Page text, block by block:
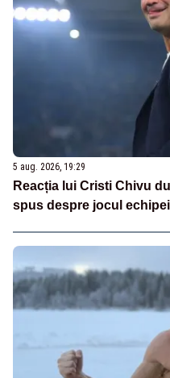
5 aug. 2026, 19:29
Reacția lui Cristi Chivu
spus despre jocul echipei